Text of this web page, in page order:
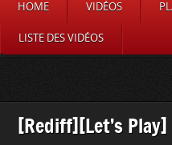
HOME VIDÉOS
LISTE DES VIDÉOS
[Rediff][Let’s